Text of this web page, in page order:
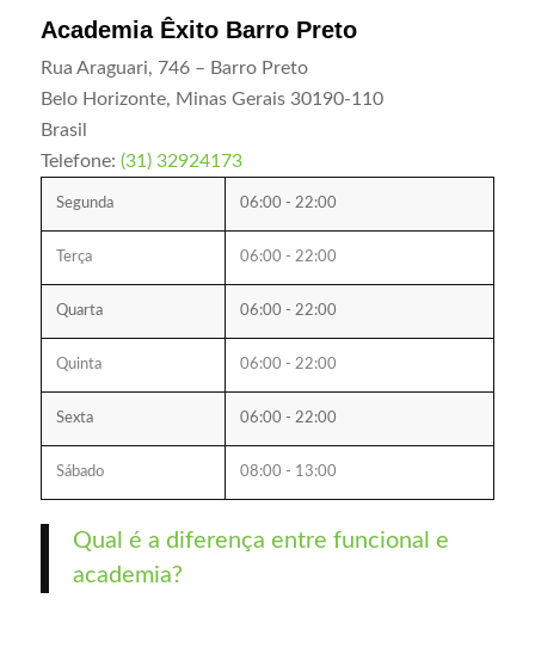
Academia Êxito Barro Preto
Rua Araguari, 746 – Barro Preto
Belo Horizonte, Minas Gerais 30190-110
Brasil
Telefone: (31) 32924173
Segunda 06:00 - 22:00
Terça 06:00 - 22:00
Quarta 06:00 - 22:00
Quinta 06:00 - 22:00
Sexta 06:00 - 22:00
Sábado 08:00 - 13:00
Qual é a diferença entre funcional e
academia?